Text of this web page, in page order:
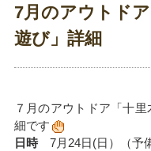
7月のアウトド
遊び」詳細
７月のアウトドア「十
細です
日時7月24日(日）（予備